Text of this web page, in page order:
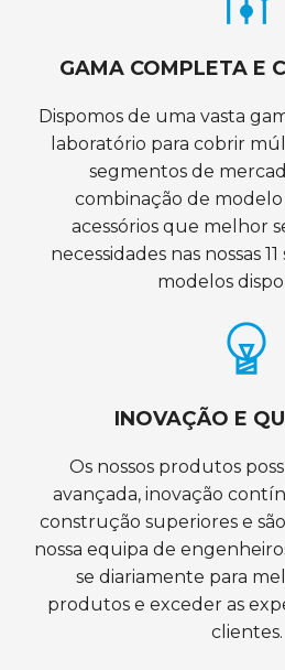
GAMA COMPLETA E
Dispomos de uma vasta
laboratório para cobrir
segmentos de
combinação de
acessórios que melhor
necessidades nas nossas
modelos
INOVAÇÃO E
Os nossos produtos
avançada, inovação
construção superiores e
nossa equipa de
se diariamente para
produtos e exceder as
clientes.